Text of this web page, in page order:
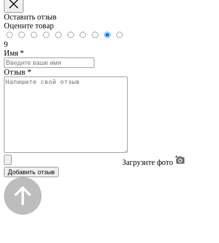
Оставить отзыв
Оцените товар
9
Имя *
Отзыв *
Загрузите фото
Добавить отзыв